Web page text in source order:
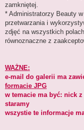
zamkniętej.
* Administratorzy Beauty
przetwarzania i
zdjęć na wszystkich
równoznaczne z
WAŻNE:
e-mail do galerii ma
formacie JPG
w temacie ma być: nick
staramy
wszystie te informacje